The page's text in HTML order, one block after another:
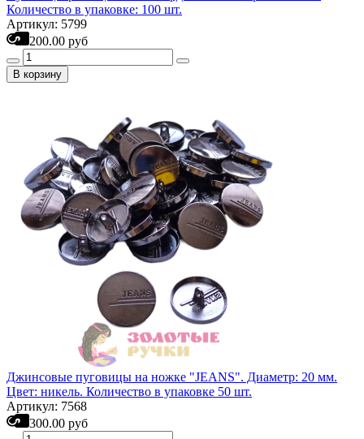
Количество в упаковке: 100 шт.
Артикул: 5799
200.00 руб
В корзину
Джинсовые пуговицы на ножке "JEANS". Диаметр: 20 мм.
Цвет: никель. Количество в упаковке 50 шт.
Артикул: 7568
300.00 руб